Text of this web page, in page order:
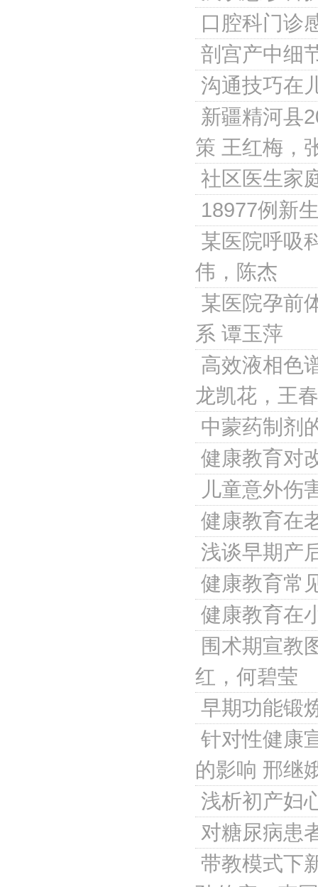
口腔科门诊
剖宫产中细
沟通技巧在
新疆精河县
策 王红梅，
社区医生家
18977例新
某医院呼吸
伟，陈杰
某医院孕前
系 谭玉萍
高效液相色
龙凯花，王
中蒙药制剂
健康教育对
儿童意外伤
健康教育在
浅谈早期产
健康教育常
健康教育在
围术期宣教
红，何碧莹
早期功能锻
针对性健康
的影响 邢继
浅析初产妇
对糖尿病患
带教模式下